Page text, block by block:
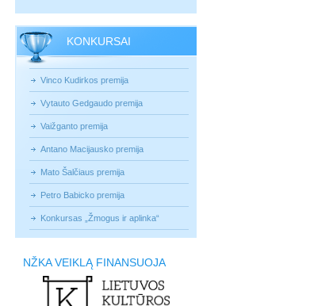
KONKURSAI
Vinco Kudirkos premija
Vytauto Gedgaudo premija
Vaižganto premija
Antano Macijausko premija
Mato Šalčiaus premija
Petro Babicko premija
Konkursas „Žmogus ir aplinka“
NŽKA VEIKLĄ FINANSUOJA